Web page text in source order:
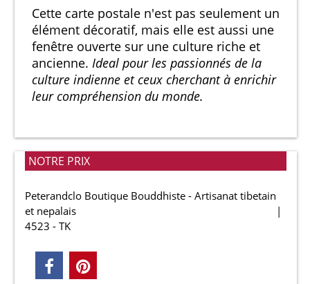
Cette carte postale n'est pas seulement un
élément décoratif, mais elle est aussi une
fenêtre ouverte sur une culture riche et
ancienne. Ideal pour les passionnés de la
culture indienne et ceux cherchant à enrichir
leur compréhension du monde.
NOTRE PRIX
Peterandclo Boutique Bouddhiste - Artisanat tibetain
et nepalais
4523 - TK